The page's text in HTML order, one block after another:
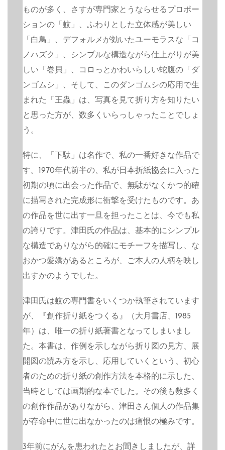
ものが多く、さすが専門家とうならせるプロポー
ションの「蚊」、ふわりとした立体感が美しい
「白鳥」、デフォルメが効いたユーモラスな「コ
ノハズク」、シンプルな構造ながら仕上がりが美
しい「巻貝」、コロっとかわいらしい蛇腹の「ダ
ンゴムシ」、そして、このダンゴムシの応用で生
まれた「王蟲」は、写真を見て折り方を知りたい
と思った方が、数多くいらっしゃったことでしょ
う。
特に、「下駄」は名作で、私の一番好きな作品で
す。1970年代前半の、私が日本折紙協会に入った
初期の頃に出会った作品で、無駄がなくかつ的確
に描写された完成形に衝撃を受けたものです。あ
の作品を世に出す一旦を担ったことは、今でも私
の誇りです。津田氏の作品は、基本的にシンプル
な構造でありながら的確にモチーフを描写し、な
おかつ愛嬌があるところが、ご本人の人柄を映し
出すかのようでした。
津田氏は蚊の専門書をいくつか執筆されています
が、『創作折り紙をつくる』（大月書店、1985
年）は、唯一の折り紙著書となってしまいまし
た。本書は、作例を示しながら折り図の見方、展
開図の読み方を示し、応用していくという、初心
者のための折り紙の創作方法を本格的に示した、
当時としては画期的な本でした。その後も数多く
の創作作品がありながら、津田さん個人の作品集
が存命中に世に出なかったのは痛恨の極みです。
3年前にがんを患われたとお聞きしましたが、詳